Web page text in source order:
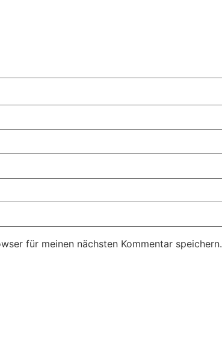
für meinen nächsten Kommentar speichern.